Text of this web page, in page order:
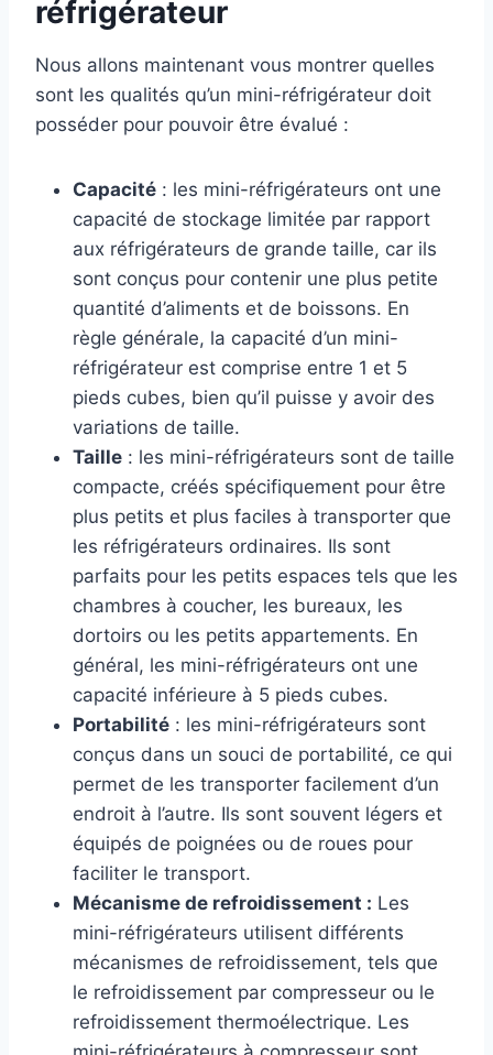
réfrigérateur
Nous allons maintenant vous montrer quelles
sont les qualités qu’un mini-réfrigérateur doit
posséder pour pouvoir être évalué :
Capacité : les mini-réfrigérateurs ont une
capacité de stockage limitée par rapport
aux réfrigérateurs de grande taille, car ils
sont conçus pour contenir une plus petite
quantité d’aliments et de boissons. En
règle générale, la capacité d’un mini-
réfrigérateur est comprise entre 1 et 5
pieds cubes, bien qu’il puisse y avoir des
variations de taille.
Taille : les mini-réfrigérateurs sont de taille
compacte, créés spécifiquement pour être
plus petits et plus faciles à transporter que
les réfrigérateurs ordinaires. Ils sont
parfaits pour les petits espaces tels que les
chambres à coucher, les bureaux, les
dortoirs ou les petits appartements. En
général, les mini-réfrigérateurs ont une
capacité inférieure à 5 pieds cubes.
Portabilité : les mini-réfrigérateurs sont
conçus dans un souci de portabilité, ce qui
permet de les transporter facilement d’un
endroit à l’autre. Ils sont souvent légers et
équipés de poignées ou de roues pour
faciliter le transport.
Mécanisme de refroidissement : Les
mini-réfrigérateurs utilisent différents
mécanismes de refroidissement, tels que
le refroidissement par compresseur ou le
refroidissement thermoélectrique. Les